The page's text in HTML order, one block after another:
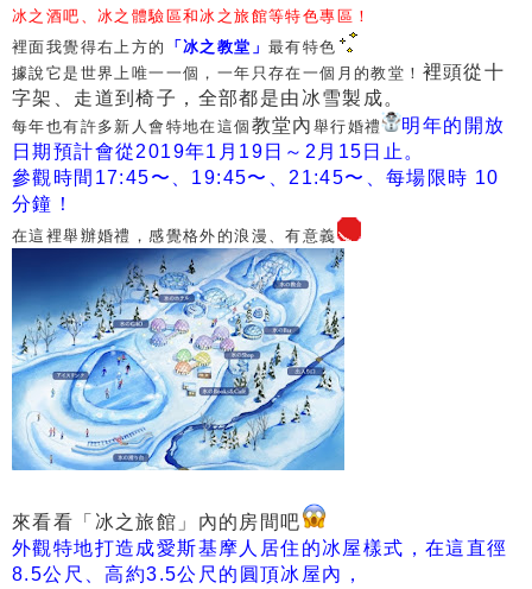
冰之酒吧、冰之體驗區和冰之旅館等特色專區！
裡面我覺得右上方的
「冰之教堂」最有特色
據說它是世界上唯一一個，一年只存在一個月的教堂！ 裡頭從十
字架、走道到椅子，全部都是由冰雪製成。
每年也有許多新人會特地在這個 教堂內 舉行婚禮
明年的開放
日期預計會從2019年1月19日～2月15日止。
參觀時間17:45〜、19:45〜、21:45〜、每場限時 10
分鐘！
在這裡舉辦婚禮，感覺格外的浪漫、有意義
來看看「冰之旅館」內的房間吧
外觀特地打造成愛斯基摩人居住的冰屋樣式， 在這直徑
8.5公尺、高約3.5公尺的圓頂冰屋內，